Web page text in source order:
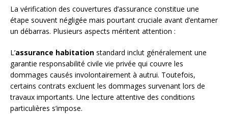
La vérification des couvertures d’assurance constitue une
étape souvent négligée mais pourtant cruciale avant d’entamer
un débarras. Plusieurs aspects méritent attention :
L’assurance habitation standard inclut généralement une
garantie responsabilité civile vie privée qui couvre les
dommages causés involontairement à autrui. Toutefois,
certains contrats excluent les dommages survenant lors de
travaux importants. Une lecture attentive des conditions
particulières s’impose.